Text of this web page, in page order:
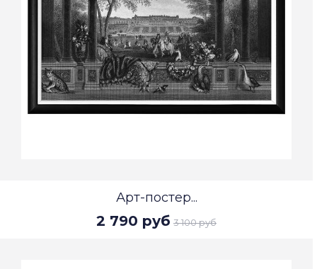
Арт-постер...
2 790 руб 3 100 руб